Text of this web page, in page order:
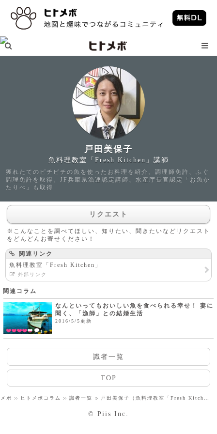
戸田美保子
魚料理教室「Fresh Kitchen」講師
獲れたてのピチピチの魚を使ったお料理を紹介。調理師免許、ふぐ
調理免許を取得。JF兵庫県漁連認定講師、水産庁長官認定「お魚か
たりべ」も取得
リクエスト
※こんなことを調べてほしい、知りたい、聞きたいなどリクエスト
をどんどんお寄せください！
関連リンク
魚料理教室「Fresh Kitchen」
外部リンク
関連コラム
1
なんといってもおいしい魚を食べられる幸せ！ 妻に
聞く、「漁師」との結婚生活
2016/5/5更新
識者一覧
TOP
ボ ヒトメボコラム 識者一覧
© Piis Inc.